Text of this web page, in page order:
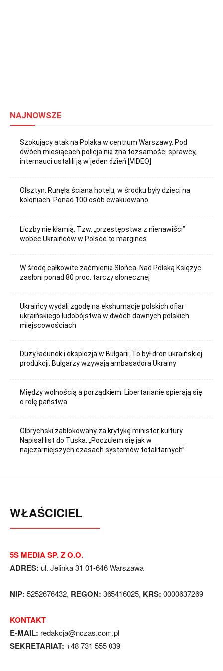
NAJNOWSZE
Szokujący atak na Polaka w centrum Warszawy. Pod
dwóch miesiącach policja nie zna tożsamości sprawcy,
internauci ustalili ją w jeden dzień [VIDEO]
Olsztyn. Runęła ściana hotelu, w środku były dzieci na
koloniach. Ponad 100 osób ewakuowano
Liczby nie kłamią. Tzw. „przestępstwa z nienawiści”
wobec Ukraińców w Polsce to margines
W środę całkowite zaćmienie Słońca. Nad Polską Księżyc
zasłoni ponad 80 proc. tarczy słonecznej
Ukraińcy wydali zgodę na ekshumacje polskich ofiar
ukraińskiego ludobójstwa w dwóch dawnych polskich
miejscowościach
Duży ładunek i eksplozja w Bułgarii. To był dron ukraińskiej
produkcji. Bułgarzy wzywają ambasadora Ukrainy
Między wolnością a porządkiem. Libertarianie spierają się
o rolę państwa
Olbrychski zablokowany za krytykę minister kultury.
Napisał list do Tuska. „Poczułem się jak w
najczarniejszych czasach systemów totalitarnych”
WŁAŚCICIEL
5S MEDIA SP. Z O.O.
ADRES: ul. Jelinka 31 01-646 Warszawa
NIP: 5252676432, REGON: 365416025, KRS: 0000637269
KONTAKT
E-MAIL: redakcja@nczas.com.pl
SEKRETARIAT: +48 731 555 039